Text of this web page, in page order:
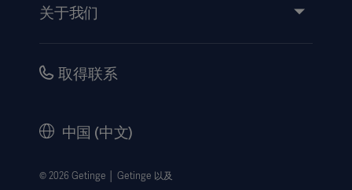
活动
关于我们
职业
隐私政策
取得联系
中国 (中文)
© 2026 Getinge │ Getinge 以及